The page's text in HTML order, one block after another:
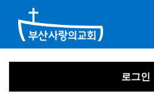
로그인